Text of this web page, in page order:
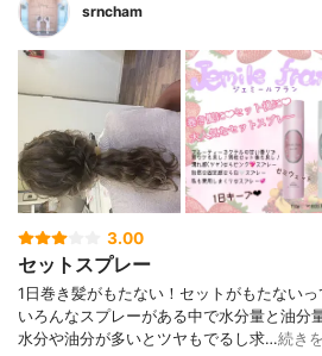
srncham
3.00
セットスプレー
1日巻き髪がもたない！セットがもたない
いろんなスプレーがある中で水分量と油分
水分や油分が多いとツヤもでるし求…続き